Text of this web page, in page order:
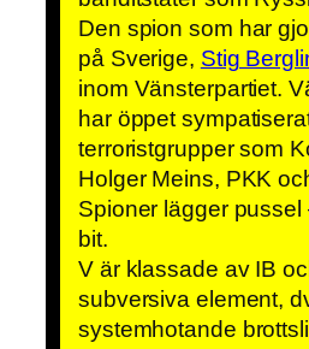
Den spion som har
på Sverige, Stig
inom Vänsterpartiet.
har öppet
terroristgrupper som
Holger Meins, PKK
Spioner lägger pussel
bit.
V är klassade av IB
subversiva element,
systemhotande